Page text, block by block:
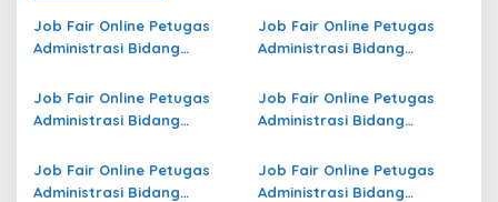
Job Fair Online Petugas
Administrasi Bidang
Utara Terbaru
Job Fair Online Petugas
Administrasi Bidang
di Lampung Selatan
Terbaru
Job Fair Online Petugas
Administrasi Bidang
Terbaru
Job Fair Online Petugas
Administrasi Bidang
Barat Terbaru
Job Fair Online Petugas
Administrasi Bidang
Job Fair Online Petugas
Administrasi Bidang